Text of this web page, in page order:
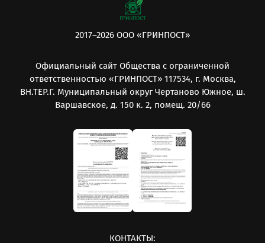
2017–2026 ООО «ГРИНПОСТ»
Официальный сайт Общества с ограниченной
ответственностью «ГРИНПОСТ» 117534, г. Москва,
ВН.ТЕР.Г. Муниципальный округ Чертаново Южное, ш.
Варшавское, д. 150 к. 2, помещ. 20/66
КОНТАКТЫ: